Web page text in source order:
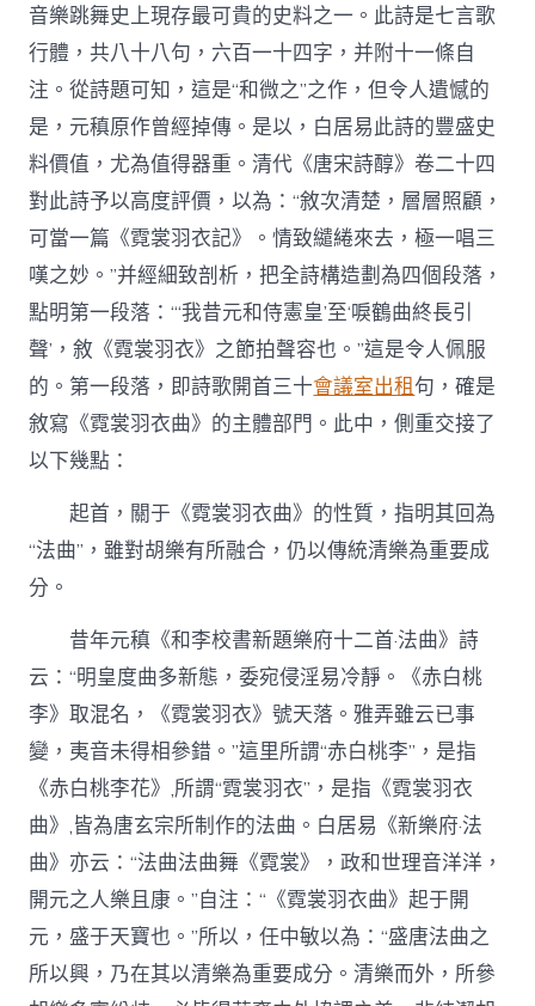
音樂跳舞史上現存最可貴的史料之一。此詩是七言歌
行體，共八十八句，六百一十四字，并附十一條自
注。從詩題可知，這是“和微之”之作，但令人遺憾的
是，元稹原作曾經掉傳。是以，白居易此詩的豐盛史
料價值，尤為值得器重。清代《唐宋詩醇》卷二十四
對此詩予以高度評價，以為：“敘次清楚，層層照顧，
可當一篇《霓裳羽衣記》。情致繾綣來去，極一唱三
嘆之妙。”并經細致剖析，把全詩構造劃為四個段落，
點明第一段落：“‘我昔元和侍憲皇’至‘唳鶴曲終長引
聲’，敘《霓裳羽衣》之節拍聲容也。”這是令人佩服
的。第一段落，即詩歌開首三十會議室出租句，確是
敘寫《霓裳羽衣曲》的主體部門。此中，側重交接了
以下幾點：
起首，關于《霓裳羽衣曲》的性質，指明其回為
“法曲”，雖對胡樂有所融合，仍以傳統清樂為重要成
分。
昔年元稹《和李校書新題樂府十二首·法曲》詩
云：“明皇度曲多新態，委宛侵淫易冷靜。《赤白桃
李》取混名，《霓裳羽衣》號天落。雅弄雖云已事
變，夷音未得相參錯。”這里所謂“赤白桃李”，是指
《赤白桃李花》,所謂“霓裳羽衣”，是指《霓裳羽衣
曲》,皆為唐玄宗所制作的法曲。白居易《新樂府·法
曲》亦云：“法曲法曲舞《霓裳》，政和世理音洋洋，
開元之人樂且康。”自注：“《霓裳羽衣曲》起于開
元，盛于天寶也。”所以，任中敏以為：“盛唐法曲之
所以興，乃在其以清樂為重要成分。清樂而外，所參